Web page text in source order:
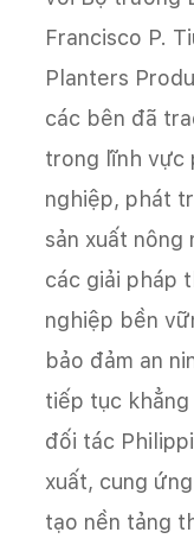
Francisco P.
Planters
các bên đã
trong lĩnh vực
nghiệp, phát
sản xuất
các giải pháp
nghiệp bền
bảo đảm an
tiếp tục khẳng
đối tác
xuất, cung
tạo nền tảng